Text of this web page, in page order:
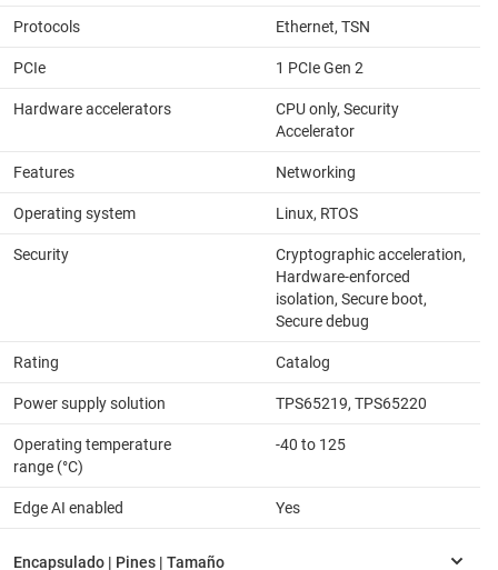
Protocols Ethernet, TSN
PCIe 1 PCIe Gen 2
Hardware accelerators
CPU only, Security
Accelerator
Features Networking
Operating system Linux, RTOS
Security
Cryptographic acceleration,
Hardware-enforced
isolation, Secure boot,
Secure debug
Rating Catalog
Power supply solution TPS65219, TPS65220
Operating temperature
range (°C)
-40 to 125
Edge AI enabled Yes